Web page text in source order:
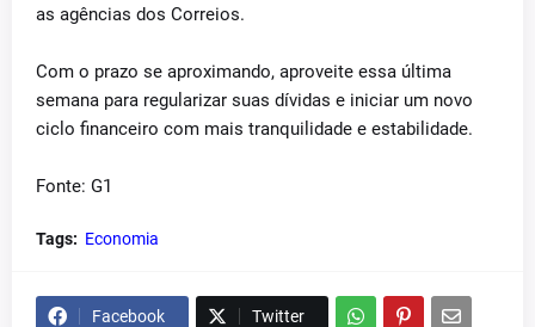
as agências dos Correios.
Com o prazo se aproximando, aproveite essa última
semana para regularizar suas dívidas e iniciar um novo
ciclo financeiro com mais tranquilidade e estabilidade.
Fonte: G1
Tags: Economia
Facebook Twitter